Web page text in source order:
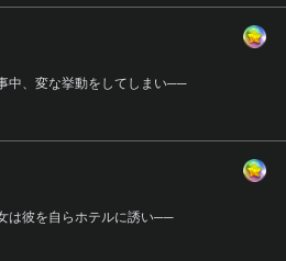
中、変な挙動をしてしまい──
は彼を自らホテルに誘い──